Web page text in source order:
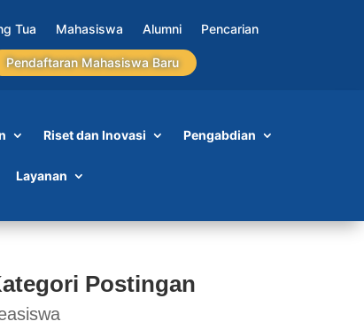
Tua Mahasiswa Alumni Pencarian
Pendaftaran Mahasiswa Baru
Riset dan Inovasi Pengabdian
Layanan
Postingan